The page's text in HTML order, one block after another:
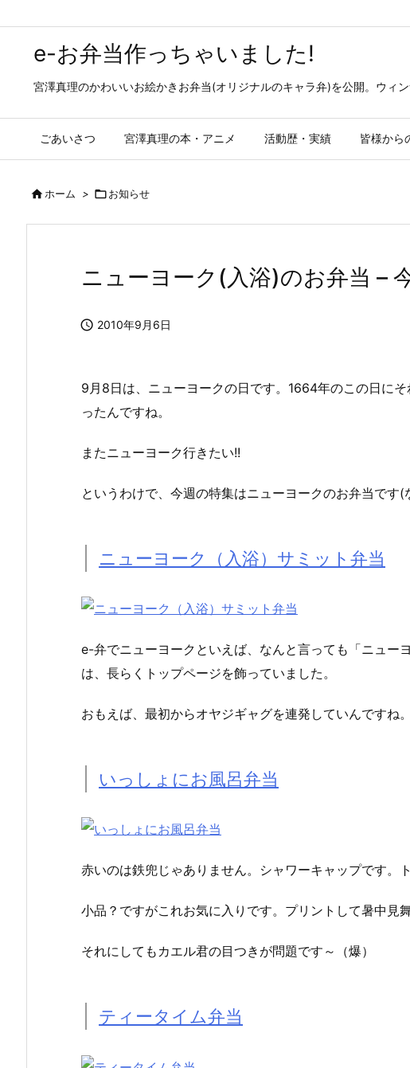
e-お弁当作っちゃいました!
宮澤真理のかわいいお絵かきお弁当(オリジナルのキャラ弁)を公開。ウィ
ごあいさつ 宮澤真理の本・アニメ 活動歴・実績 皆様から
ホーム > お知らせ
ニューヨーク(入浴)のお弁当 –
 2010年9月6日
9月8日は、ニューヨークの日です。1664年のこの日に
ったんですね。
またニューヨーク行きたい!!
というわけで、今週の特集はニューヨークのお弁当で
ニューヨーク（入浴）サミット弁当
e-弁でニューヨークといえば、なんと言っても「ニュー
は、長らくトップページを飾っていました。
おもえば、最初からオヤジギャグを連発していんですね
いっしょにお風呂弁当
赤いのは鉄兜じゃありません。シャワーキャップです。
小品？ですがこれお気に入りです。プリントして暑中見
それにしてもカエル君の目つきが問題です～（爆）
ティータイム弁当